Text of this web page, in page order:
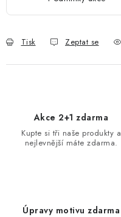
Tisk Zeptat se
Akce 2+1 zdarma
Kupte si tři naše produkty a
nejlevnější máte zdarma.
Úpravy motivu zdarma